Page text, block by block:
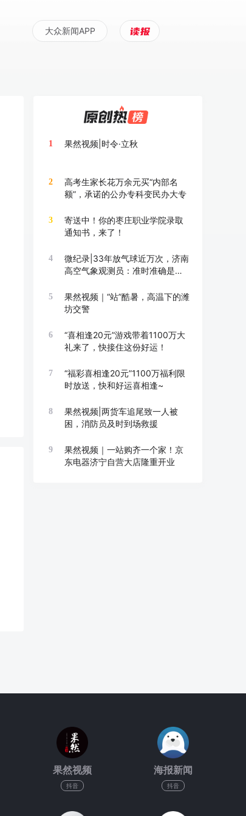
大众新闻APP
1 果然视频|时令·立秋
2
高考生家长花万余元买“内部名
额”，承诺的公办专科变民办大专
3
寄送中！你的枣庄职业学院录取
通知书，来了！
4
微纪录|33年放气球近万次，济南
高空气象观测员：准时准确是底
5
果然视频｜“站”酷暑，高温下的潍
坊交警
6
“喜相逢20元”游戏带着1100万大
礼来了，快接住这份好运！
7
“福彩喜相逢20元”1100万福利限
时放送，快和好运喜相逢~
8
果然视频|两货车追尾致一人被
困，消防员及时到场救援
9
果然视频｜一站购齐一个家！京
东电器济宁自营大店隆重开业
果然视频
抖音
海报新闻
抖音